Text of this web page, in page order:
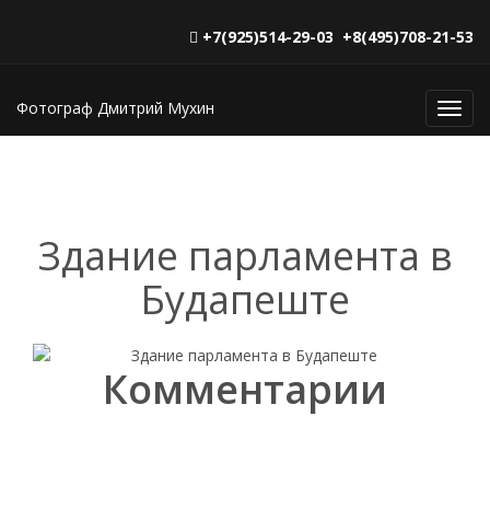
+7(925)514-29-03 +8(495)708-21-53
Фотограф Дмитрий Мухин
Здание парламента в
Будапеште
Комментарии